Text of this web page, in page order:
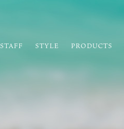
STAFF STYLE PRODUCTS